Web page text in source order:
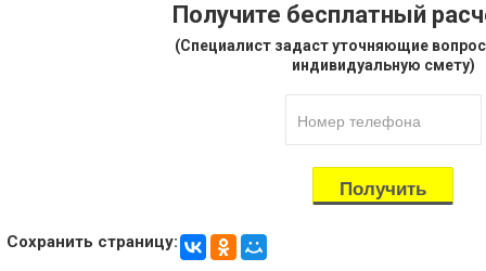
Получите бесплатный
(Специалист задаст уточняющие
индивидуальную смету)
Сохранить страницу: